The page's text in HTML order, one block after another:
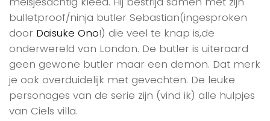
bulletproof/ninja butler Sebastian(ingesproken
door Daisuke Ono!) die veel te knap is,de
onderwereld van London. De butler is uiteraard
geen gewone butler maar een demon. Dat merk
je ook overduidelijk met gevechten. De leuke
personages van de serie zijn (vind ik) alle hulpjes
van Ciels villa.